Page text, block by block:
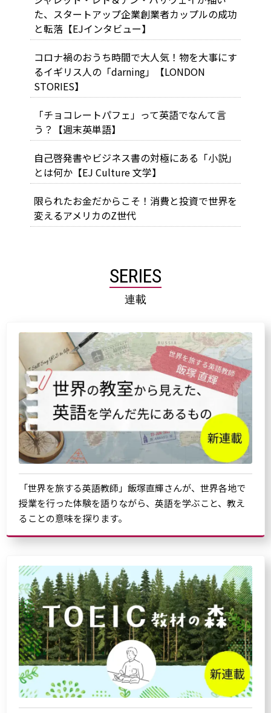
た、スタートアップ企業創業者カップルの成功
と転落【EJインタビュー】
コロナ禍のおうち時間で大人気！物を大事にす
るイギリス人の「darning」【LONDON
STORIES】
「チョコレートパフェ」って英語でなんて言
う？【週末英単語】
自己啓発書やビジネス書の対極にある「小説」
とは何か【EJ Culture 文学】
限られたお金だからこそ！消費と投資で世界を
変えるアメリカのZ世代
SERIES
連載
「世界を旅する英語教師」飯塚直輝さんが、世界各地で
授業を行った体験を語りながら、英語を学ぶこと、教え
ることの意味を探ります。